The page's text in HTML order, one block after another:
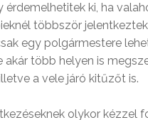
érdemelhetitek ki, ha
többször
egy polgármestere
akár több helyen is
a vele járó kitűzőt is.
olykor kézzel